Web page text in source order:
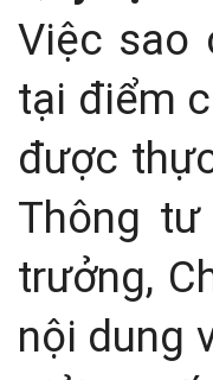
Việc sao
tại điểm
được
Thông
trưởng,
nội dung